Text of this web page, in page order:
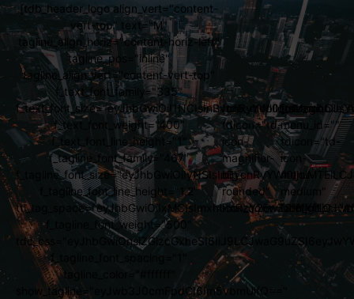
[tdb_header_logo align_vert="content-
vert-top" text="M"
tagline_align_horiz="content-horiz-left"
tagline_pos="inline"
tagline_align_vert="content-vert-top"
f_text_font_family="335"
f_text_font_weight="400"
f_text_font_line_height="1"
f_tagline_font_family="467"
f_tagline_font_line_height="1.2"
f_tagline_font_weight="500"
f_tagline_font_spacing="1"
tagline_color="#ffffff"
show_tagline="eyJwb3J0cmFpdCI6Im5vbmUifQ=="
[tdb_mobile_search
tdicon="td-
icon-
magnifier-
big-
rounded"
icon_color="#ffffff"]
menu_id=""
tdicon="td-
icon-
menu-
medium"